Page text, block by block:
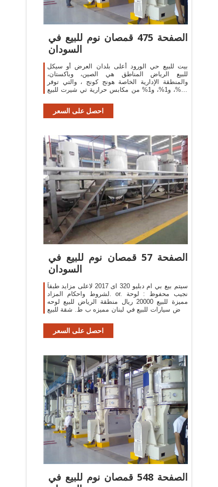
الصفحة 475 قمصان نوم للبيع في
السودان
بيت للبيع حي الورود أعلى بلدان العرض أو سيكل
للبيع الرياض المناطق هي الصين، وباكستان،
والمنطقة الإدارية الخاصة هونج كونج ، والتي توفر
99%، و1%، و1% من مكابس حرارية تي شيرت للبيع
احصل على السعر
الصفحة 57 قمصان نوم للبيع في
السودان
سيتم بيع بي ام دبليو 320 اى 2017 لاعلى مزايد طبقاً
لشروط واحكام المزاد. or. نجيب محفوظ : لوحة
مميزة للبيع 20000 ريال منطقة الرياض للبيع لوحه
عرض سيارات للبيع في لبنان مميزه ب ط. شقة للبيع
احصل على السعر
الصفحة 548 قمصان نوم للبيع في